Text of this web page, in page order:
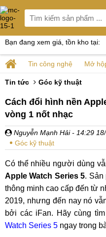
Bạn đang xem giá, tồn kho tại:
Tin công nghệ Mở
Tin tức Góc kỹ thuật
Cách đổi hình nền
vòng 1 nốt nhạc
Nguyễn Mạnh Hải - 14:29
Góc kỹ thuật
Có thể nhiều người dùng
Apple Watch Series 5. Sản
thông minh cao cấp đến từ
2019, nhưng đến nay nó
bởi các iFan. Hãy cùng
Watch Series 5 ngay trong